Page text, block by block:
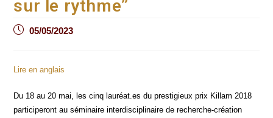
sur le rythme”
Post05/05/2023
Lire en anglais
Du 18 au 20 mai, les cinq lauréat.es du pres­ti­gieux prix Killam 2018
par­ti­ci­pe­ront au sémi­naire inter­dis­ci­pli­naire de recherche-créa­tion